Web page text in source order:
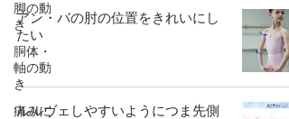
脚の動
き
胴体・
軸の動
き
痛みに
アン・バの肘の位置をきれいにし
たい
ルルヴェしやすいようにつま先側